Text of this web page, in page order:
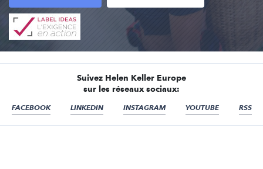
Suivez Helen Keller Europe
sur les réseaux sociaux:
FACEBOOK LINKEDIN INSTAGRAM YOUTUBE RSS